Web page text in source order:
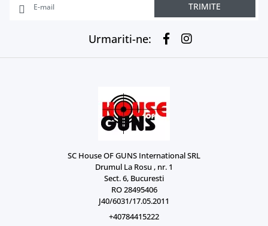
TRIMITE
Urmariti-ne:
SC House OF GUNS International SRL
Drumul La Rosu , nr. 1
Sect. 6, Bucuresti
RO 28495406
J40/6031/17.05.2011
+40784415222